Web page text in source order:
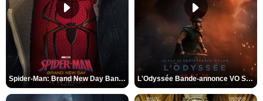
Spider-Man: Brand New Day Bande-annonce VO STFR L'Odyssée Bande-annonce VO STFR